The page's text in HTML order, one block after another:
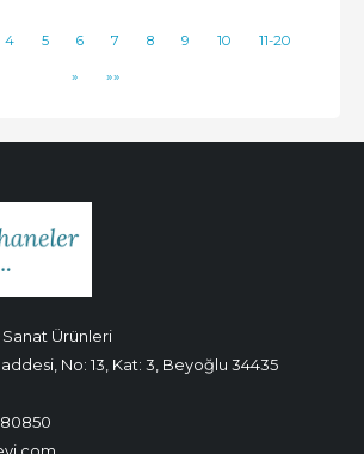
4 5 6 7 8 9 10 11-20
» »»
Ürünleri
No: 13, Kat: 3, Beyoğlu 34435